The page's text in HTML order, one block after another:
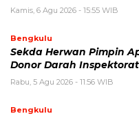
Kamis, 6 Agu 2026 - 15:55 WIB
Bengkulu
Sekda Herwan Pimpin
Donor Darah
Rabu, 5 Agu 2026 - 11:56 WIB
Bengkulu